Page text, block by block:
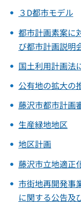
３D都市モデル
都市計画素案に
び都市計画説明
国土利用計画法
公有地の拡大の
藤沢市都市計画
生産緑地地区
地区計画
藤沢市立地適正
市街地再開発事
に関する公告及